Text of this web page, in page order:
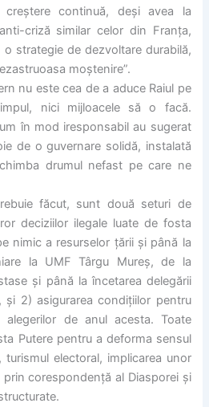
continuă, deşi avea la
criză similar celor din Franţa,
o strategie de dezvoltare durabilă,
moştenire”.
nu este cea de a aduce Raiul pe
nici mijloacele să o facă.
în mod iresponsabil au sugerat
de o guvernare solidă, instalată
drumul nefast pe care ne
făcut, sunt două seturi de
deciziilor ilegale luate de fosta
nimic a resurselor ţării şi până la
la UMF Târgu Mureş, de la
şi până la încetarea delegării
şi 2) asigurarea condiţiilor pentru
alegerilor de anul acesta. Toate
Putere pentru a deforma sensul
electoral, implicarea unor
corespondenţă al Diasporei şi